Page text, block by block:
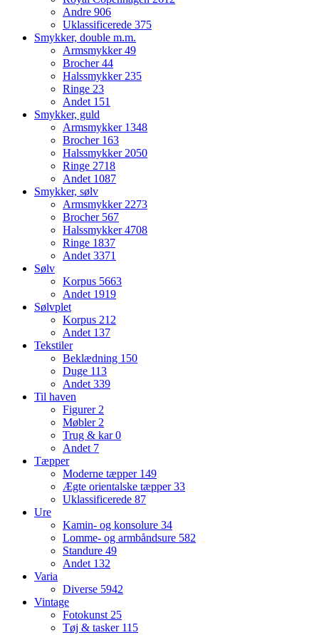
Andre 906
Uklassificerede 375
Smykker, double m.m.
Armsmykker49
Brocher44
Halssmykker 235
Ringe 23
Andet 151
Smykker, guld
Armsmykker 1348
Brocher 163
Halssmykker 2050
Ringe 2718
Andet 1087
Smykker, sølv
Armsmykker 2273
Brocher 567
Halssmykker4708
Ringe 1837
Andet 3371
Sølv
Korpus 5663
Andet 1919
Sølvplet
Korpus 212
Andet 137
Tekstiler
Beklædning 150
Duge 113
Andet 339
Til haven
Figurer 2
Møbler 2
Trug & kar0
Andet 7
Tæpper
Moderne tæpper 149
Ægte orientalske tæpper33
Uklassificerede 87
Ure
Kamin- og konsolure 34
Lomme- og armbåndsure 582
Standure 49
Andet 132
Varia
Diverse 5942
Vintage
Fotokunst 25
Tøj & tasker 115